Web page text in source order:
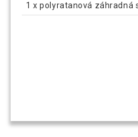
1 x polyratanová záhradná